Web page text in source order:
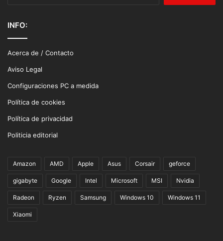
INFO:
Acerca de / Contacto
Aviso Legal
Configuraciones PC a medida
Política de cookies
Política de privacidad
Politicia editorial
Amazon AMD Apple Asus Corsair geforce
gigabyte Google Intel Microsoft MSI Nvidia
Radeon Ryzen Samsung Windows 10 Windows 11
Xiaomi